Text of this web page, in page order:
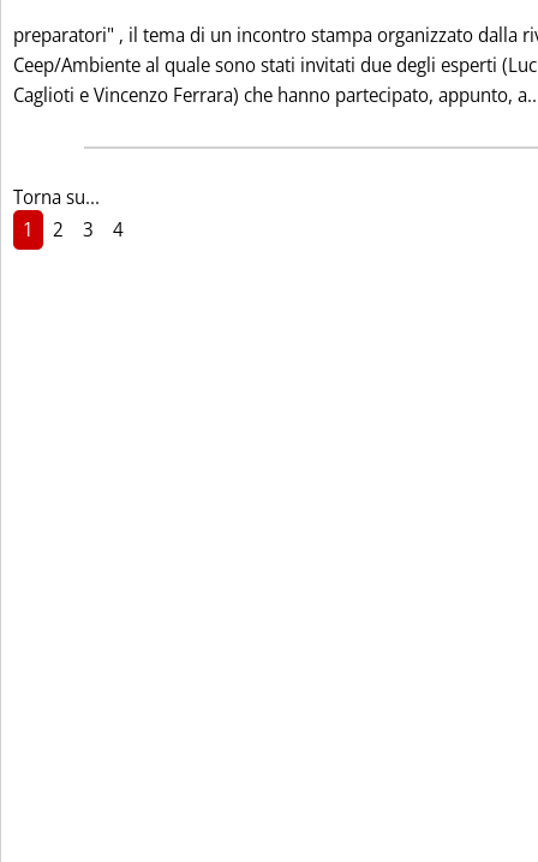
preparatori" ‚ il tema di un incontro stampa organizzato dalla
Ceep/Ambiente al quale sono stati invitati due degli esperti
Caglioti e Vincenzo Ferrara) che hanno partecipato, appunto,
Torna su...
1
2 3 4